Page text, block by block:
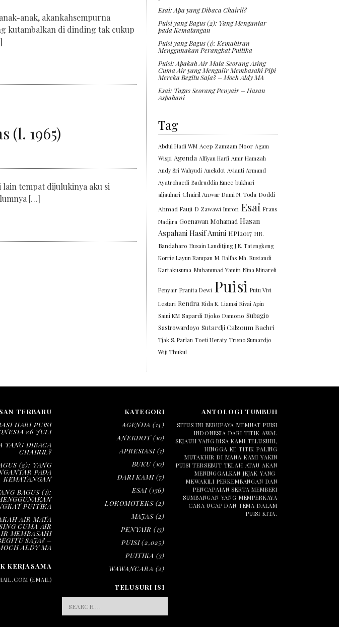
anak, akankahsempurna
kutambalkan di dinding tak cukup
(l. 1965)
lain tempat dijulukinya aku si
[…]
Esai: Apa yang Dibaca Chairil?
Puisi yang Bagus (2): Yang Mengantar
pada Kematangan
Puisi yang Bagus (1): Kemahiran
Menggunakan Perangkat Puitika
Puisi: Apakah Air Mata Seorang Asing
Cuma Air yang Mengalir Membasahi Pipi
Mereka Begitu Saja? – Moch Aldy MA
Esai: Tugas Seorang Penyair – Hasan
Aspahani
Tag
Abdul Hadi WM Acep Zamzam Noor Agam
Wispi Agenda Alfiyan Harfi Amir Hamzah
Andy Sri Wahyudi Anekdot Avianti Armand
Ayatrohaedi Badruddin Emce bukhari
aljauhari Chairil Anwar Dami N. Toda Doddi
Ahmad Fauji D Zawawi Imron Esai Frans
Nadjira Goenawan Mohamad Hasan
Aspahani Hasif Amini HPI2017 HR.
Bandaharo Husain Landitjing J.E. Tatengkeng
Korrie Layun Rampan M. Balfas Mh. Rustandi
Kartakusuma Muhammad Yamin Nina Minareli
Penyair Pranita Dewi Puisi Putu Vivi
Lestari Rendra Rida K. Liamsi Rivai Apin
Saini KM Sapardi Djoko Damono Subagio
Sastrowardoyo Sutardji Calzoum Bachri
Tjak S. Parlan Toeti Heraty Trisno Sumardjo
Wiji Thukul
TERBARU
HARI PUISI
26 JULI
YANG DIBACA
CHAIRIL?
(2): YANG
PADA
KEMATANGAN
BAGUS (1):
PUITIKA
AIR MATA
CUMA AIR
MEMBASAHI
SAJA? –
ALDY MA
KERJASAMA
(EMAIL)
KATEGORI
AGENDA (14)
ANEKDOT(10)
APRESIASI(1)
BUKU(10)
DARI KAMI(7)
ESAI (136)
LOKOMOTEKS(2)
MAJAS(2)
PENYAIR (13)
PUISI(2,025)
PUITIKA (3)
WAWANCARA (2)
TELUSURI ISI
FOR:
ANTOLOGI TUMBUH
SITUS INI BERUPAYA MEMUAT PUISI
INDONESIA DARI TITIK AWAL
SEJAUH YANG BISA KAMI TELUSURI,
HINGGA KE TITIK PALING
MUTAKHIR DI MANA KAMI YAKIN
PUISI TERSEBUT TELAH ATAU AKAN
MENINGGALKAN JEJAK YANG
MEWAKILI PERKEMBANGAN DAN
PENCAPAIAN SERTA MEMBERI
SUMBANGAN YANG MEMPERKAYA
CARA UCAP DAN TEMA DALAM
PUISI KITA.